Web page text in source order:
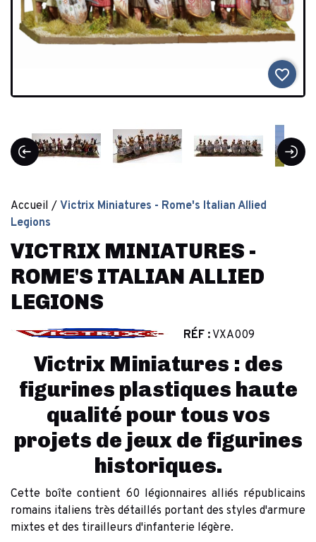
favorite_border
Accueil
Victrix Miniatures - Rome's Italian Allied
Legions
VICTRIX MINIATURES -
ROME'S ITALIAN ALLIED
LEGIONS
RÉF : VXA009
Victrix Miniatures : des
figurines plastiques haute
qualité pour tous vos
projets de jeux de figurines
historiques.
Cette boîte contient 60 légionnaires alliés républicains
romains italiens très détaillés portant des styles d'armure
mixtes et des tirailleurs d'infanterie légère.